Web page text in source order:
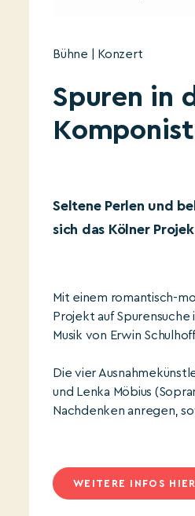
Bühne | Konzert
Spuren in
Seltene Perlen und
sich das Kölner
Mit einem romantisch-
Projekt auf
Musik von Erwin
Die vier
und Lenka Möbius
Nachdenken anregen,
WEITERE INFOS HIER